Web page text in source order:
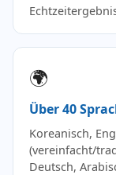
🌍
Über 40
Koreanisch,
(vereinfacht/
Deutsch,